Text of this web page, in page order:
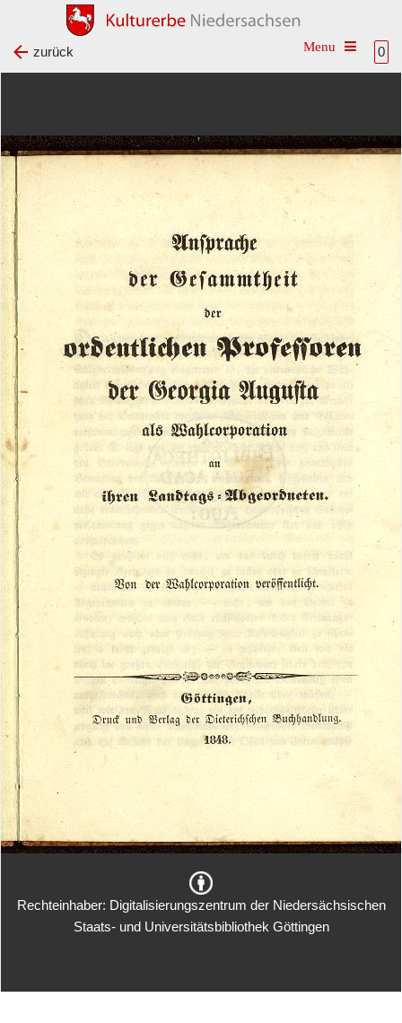
0
Toggle
zurück
Rechteinhaber: Digitalisierungszentrum der Niedersächsischen
Staats- und Universitätsbibliothek Göttingen